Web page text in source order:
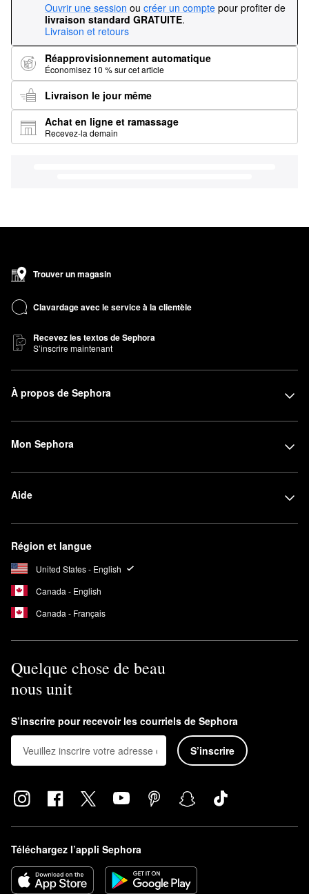
Ouvrir une session ou créer un compte pour profiter de
livraison standard GRATUITE.
Livraison et retours
Réapprovisionnement automatique
Économisez 10 % sur cet article
Livraison le jour même
Achat en ligne et ramassage
Recevez-la demain
Trouver un magasin
Clavardage avec le service à la clientèle
Recevez les textos de Sephora
S’inscrire maintenant
À propos de Sephora
Mon Sephora
Aide
Région et langue
United States - English
Canada - English
Canada - Français
Quelque chose de beau
nous unit
S’inscrire pour recevoir les courriels de Sephora
S’inscrire
Téléchargez l’appli Sephora